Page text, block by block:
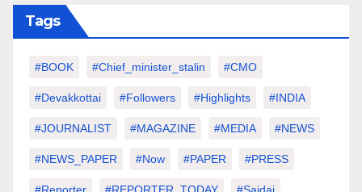
Tags
#BOOK #chief_minister_stalin #CMO
#devakkottai #followers #highlights #INDIA
#JOURNALIST #MAGAZINE #MEDIA #NEWS
#NEWS_PAPER #Now #PAPER #PRESS